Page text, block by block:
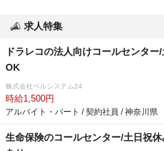
求人特集
ドラレコの法人向けコールセンタ
OK
株式会社ベルシステム24
時給1,500円
アルバイト・パート / 契約社員 / 神奈川県
生命保険のコールセンター/土日祝